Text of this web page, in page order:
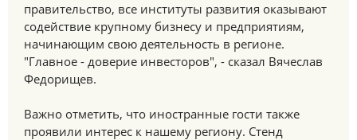
правительство, все институты развития оказывают
содействие крупному бизнесу и предприятиям,
начинающим свою деятельность в регионе.
"Главное - доверие инвесторов", - сказал Вячеслав
Федорищев.
Важно отметить, что иностранные гости также
проявили интерес к нашему региону. Стенд